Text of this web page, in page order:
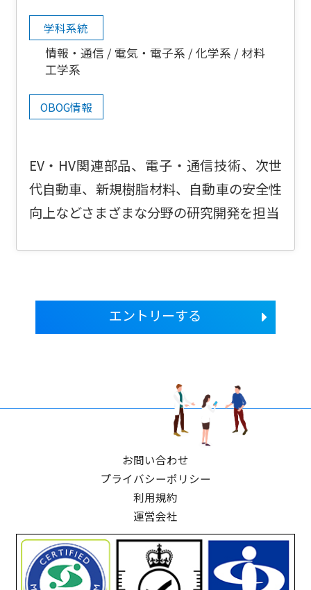
学科系統
情報・通信 電気・電子系 化学系
材料
工学系
OBOG情報
EV・HV関連部品、電子・通信技術、次世
代自動車、新規樹脂材料、自動車の安全性
向上などさまざまな分野の研究開発を担当
エントリーする
お問い合わせ
プライバシーポリシー
利用規約
運営会社